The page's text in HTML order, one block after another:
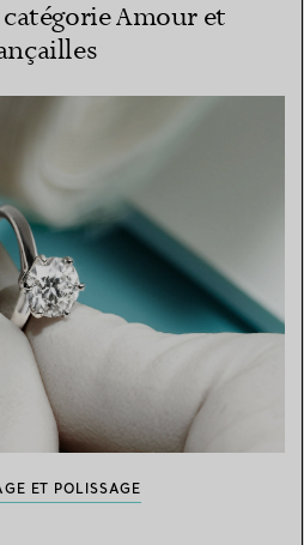
catégorie Amour et
ET POLISSAGE